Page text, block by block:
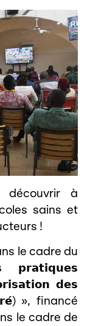
découvrir à
sains et
!
le cadre du
𝗱𝗲𝘀
», financé
le cadre de